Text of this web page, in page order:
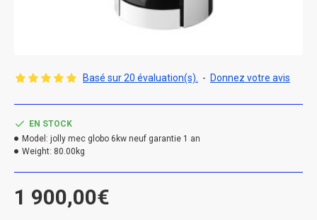
Basé sur 20 évaluation(s). - Donnez votre avis
1 900,00€
EN STOCK
Model: jolly mec globo 6kw neuf garantie 1 an
Weight: 80.00kg